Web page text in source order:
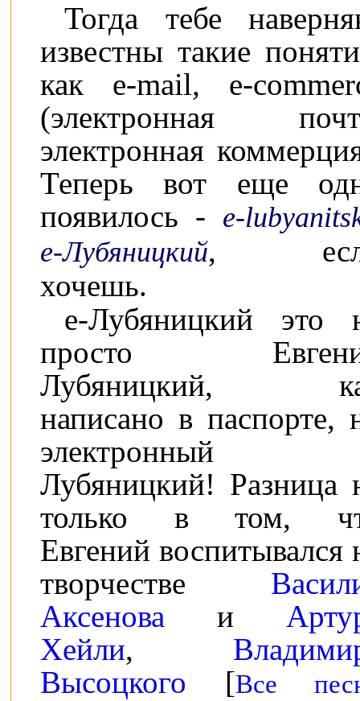
Тогда тебе
известны такие
как e-mail, e-
(электронная
электронная
Теперь вот еще
появилось - e-
e-Лубяницкий,
хочешь.
e-Лубяницкий это
просто
Лубяницкий,
написано в паспорте,
электронный
Лубяницкий! Разница
только в том,
Евгений воспитывался
творчестве
Аксенова и
Хейли,
Высоцкого [Все